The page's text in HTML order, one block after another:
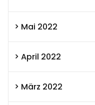
Mai 2022
April 2022
März 2022